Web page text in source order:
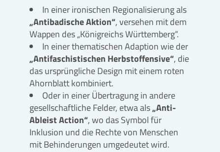
In einer ironischen Regionalisierung als
„Antibadische Aktion“, versehen mit dem
Wappen des „Königreichs Württemberg“.
In einer thematischen Adaption wie der
„Antifaschistischen Herbstoffensive“, die
das ursprüngliche Design mit einem roten
Ahornblatt kombiniert.
Oder in einer Übertragung in andere
gesellschaftliche Felder, etwa als„Anti-
Ableist Action“, wo das Symbol für
Inklusion und die Rechte von Menschen
mit Behinderungen umgedeutet wird.